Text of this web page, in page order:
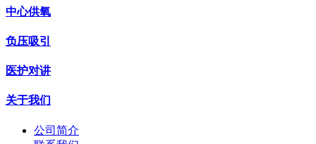
中心供氧
负压吸引
医护对讲
关于我们
公司简介